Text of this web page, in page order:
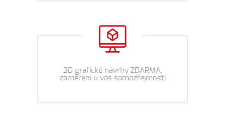
3D grafické návrhy ZDARMA,
zaměření u vás samozřejmostí